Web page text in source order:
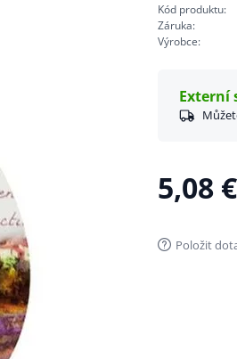
Kód produktu:
Záruka:
Výrobce:
Externí
5,08 €
Položit